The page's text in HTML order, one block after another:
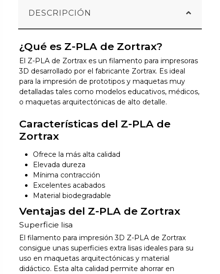
DESCRIPCIÓN
¿Qué es Z-PLA de Zortrax?
El Z-PLA de Zortrax es un filamento para impresoras
3D desarrollado por el fabricante Zortrax. Es ideal
para la impresión de prototipos y maquetas muy
detalladas tales como modelos educativos, médicos,
o maquetas arquitectónicas de alto detalle.
Características del Z-PLA de
Zortrax
Ofrece la más alta calidad
Elevada dureza
Mínima contracción
Excelentes acabados
Material biodegradable
Ventajas del Z-PLA de Zortrax
Superficie lisa
El filamento para impresión 3D Z-PLA de Zortrax
consigue unas superficies extra lisas ideales para su
uso en maquetas arquitectónicas y material
didáctico. Esta alta calidad permite ahorrar en